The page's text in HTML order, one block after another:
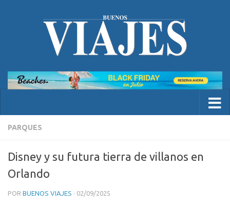
PARQUES
Disney y su futura tierra de villanos en
Orlando
POR BUENOS VIAJES · 02/09/2025